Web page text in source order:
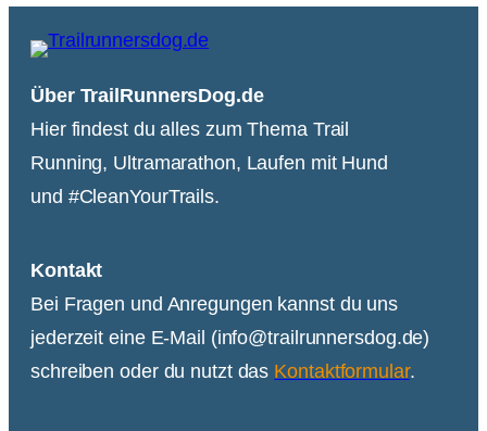
Über TrailRunnersDog.de
Hier findest du alles zum Thema Trail
Running, Ultramarathon, Laufen mit Hund
und #CleanYourTrails.
Kontakt
Bei Fragen und Anregungen kannst du uns
jederzeit eine E-Mail (info@trailrunnersdog.de)
schreiben oder du nutzt das Kontaktformular.